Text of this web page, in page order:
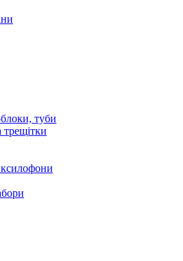
туби